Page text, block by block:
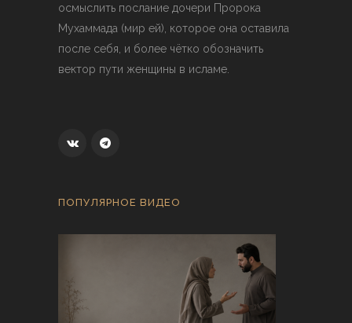
осмыслить послание дочери Пророка
Мухаммада (мир ей), которое она оставила
после себя, и более чётко обозначить
вектор пути женщины в исламе.
ПОПУЛЯРНОЕ ВИДЕО